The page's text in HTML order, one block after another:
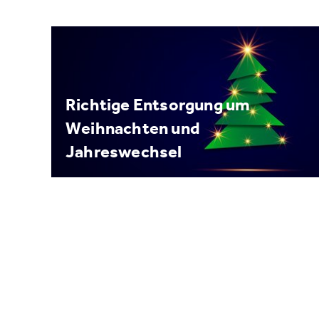
Richtige Entsorgung um
Weihnachten und
Jahreswechsel